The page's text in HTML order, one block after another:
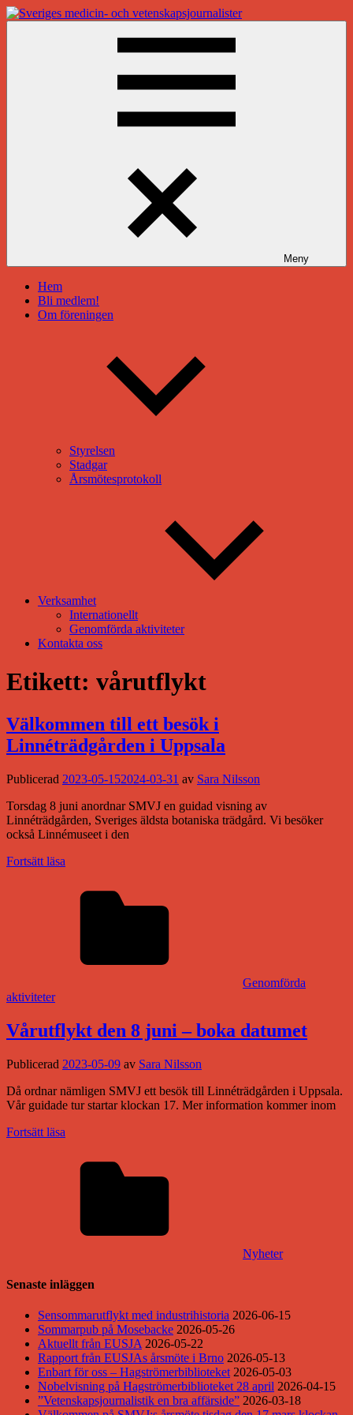
Hoppa
till
Meny
Hem
Bli medlem!
Om föreningen
Styrelsen
Stadgar
Årsmötesprotokoll
Verksamhet
Internationellt
Genomförda aktiviteter
Kontakta oss
Etikett: vårutflykt
Välkommen till ett besök i
Linnéträdgården i Uppsala
Publicerad 2023-05-152024-03-31 av Sara Nilsson
Torsdag 8 juni anordnar SMVJ en guidad visning av
Linnéträdgården, Sveriges äldsta botaniska trädgård. Vi besöker
också Linnémuseet i den
Fortsätt läsa
Genomförda
aktiviteter
Vårutflykt den 8 juni – boka datumet
Publicerad 2023-05-09 av Sara Nilsson
Då ordnar nämligen SMVJ ett besök till Linnéträdgården i Uppsala.
Vår guidade tur startar klockan 17. Mer information kommer inom
Fortsätt läsa
Nyheter
Senaste inläggen
Sensommarutflykt med industrihistoria 2026-06-15
Sommarpub på Mosebacke 2026-05-26
Aktuellt från EUSJA 2026-05-22
Rapport från EUSJAs årsmöte i Brno 2026-05-13
Enbart för oss – Hagströmerbiblioteket 2026-05-03
Nobelvisning på Hagströmerbiblioteket 28 april 2026-04-15
”Vetenskapsjournalistik en bra affärside” 2026-03-18